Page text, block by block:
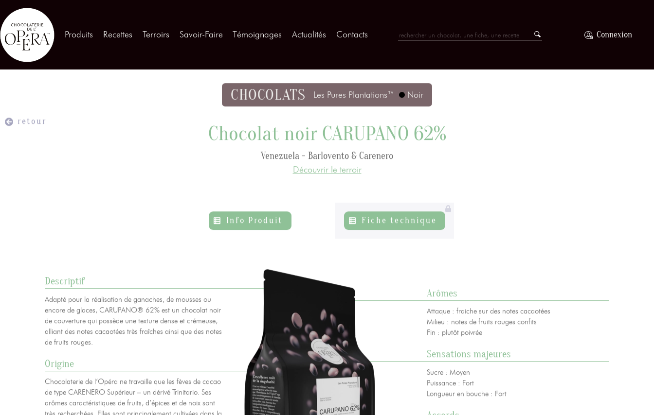
Produits Recettes Terroirs Savoir-Faire Témoignages Actualités Contacts Connexion
Contactez-nous
Contacts
Mentions légales Gestion des cookies Politique de protection de la vie privée info@chocolateriedelopera.com s’inscrire à notre NEWSLETTER
retour
CHOCOLATS Les Pures Plantations™ Noir
Chocolat noir CARUPANO 62%
Venezuela - Barlovento & Carenero
Découvrir le terroir
Info Produit Fiche technique
Descriptif
Adapté pour la réalisation de ganaches, de mousses ou
encore de glaces, CARUPANO® 62% est un chocolat noir
de couverture qui possède une texture dense et crémeuse,
alliant des notes cacaotées très fraîches ainsi que des notes
de fruits rouges.
Origine
Chocolaterie de l’Opéra ne travaille que les fèves de cacao
de type CARENERO Supérieur – un dérivé Trinitario. Ses
arômes caractéristiques de fruits, d’épices et de noix sont
Arômes
Attaque : fraiche sur des notes cacaotées
Milieu : notes de fruits rouges confits
Fin : plutôt poivrée
Sensations majeures
Sucre : Moyen
Puissance : Fort
Longueur en bouche : Fort